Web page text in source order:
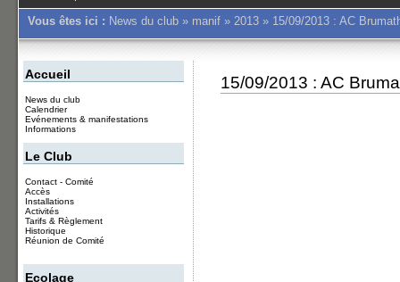
Vous êtes ici : News du club» manif» 2013» 15/09/2013 : AC
15/09/2013 : AC
Accueil
News du club
Calendrier
Evénements & manifestations
Informations
Le Club
Contact - Comité
Accès
Installations
Activités
Tarifs & Règlement
Historique
Réunion de Comité
Ecolage